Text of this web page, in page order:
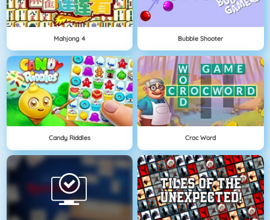
Mahjong 4 Bubble Shooter
Candy Riddles Croc Word